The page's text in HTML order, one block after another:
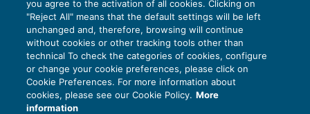
Privacy Policy
Cookie Policy
you agree to the activation of all cookies. Clicking on
"Reject All" means that the default settings will be left
unchanged and, therefore, browsing will continue
without cookies or other tracking tools other than
technical To check the categories of cookies, configure
or change your cookie preferences, please click on
Cookie Preferences. For more information about
cookies, please see our Cookie Policy. More
information